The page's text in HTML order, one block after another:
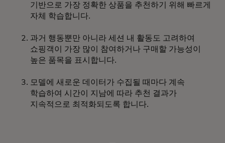
기반으로 가장 정확한 상품을 추천하기 위해 빠르게
자체 학습합니다.
과거 행동뿐만 아니라 세션 내 활동도 고려하여
쇼핑객이 가장 많이 참여하거나 구매할 가능성이
높은 품목을 표시합니다.
모델에 새로운 데이터가 수집될 때마다 계속
학습하여 시간이 지남에 따라 추천 결과가
지속적으로 최적화되도록 합니다.